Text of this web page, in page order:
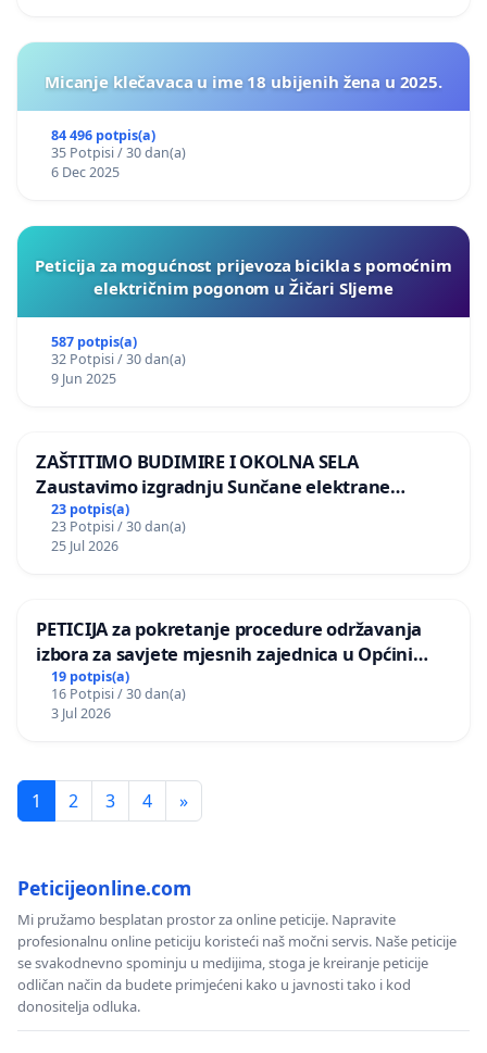
Micanje klečavaca u ime 18 ubijenih žena u 2025.
84 496 potpis(a)
35 Potpisi / 30 dan(a)
6 Dec 2025
Peticija za mogućnost prijevoza bicikla s pomoćnim
električnim pogonom u Žičari Sljeme
587 potpis(a)
32 Potpisi / 30 dan(a)
9 Jun 2025
ZAŠTITIMO BUDIMIRE I OKOLNA SELA
Zaustavimo izgradnju Sunčane elektrane
Vedrine na području Ugljana
23 potpis(a)
23 Potpisi / 30 dan(a)
25 Jul 2026
PETICIJA za pokretanje procedure održavanja
izbora za savjete mjesnih zajednica u Općini
Bugojno
19 potpis(a)
16 Potpisi / 30 dan(a)
3 Jul 2026
1 2 3 4 »
Peticijeonline.com
Mi pružamo besplatan prostor za online peticije. Napravite
profesionalnu online peticiju koristeći naš močni servis. Naše peticije
se svakodnevno spominju u medijima, stoga je kreiranje peticije
odličan način da budete primjećeni kako u javnosti tako i kod
donositelja odluka.